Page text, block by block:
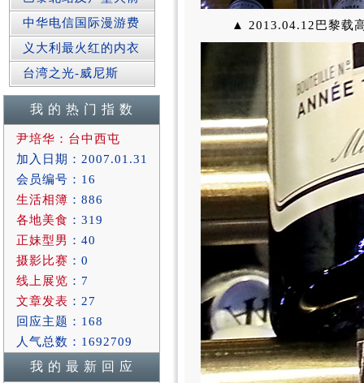
中华电信国际漫游费
义大利最火红的内衣
台湾之光-威尼斯
我 的 热 门 指 数
尹培华：台中西屯
加入日期：2007.01.31
会员编号：16
生活相簿 ：886
各地美食 ：319
正妹型男 ：40
摄影比赛 ：0
线上展览 ：7
文章发表 ：27
回应主题：168
人气总数：1692709
我 的 最 新 回 应
▲ 2013.04.12巴黎载